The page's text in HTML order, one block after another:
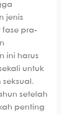
jenis
fase pra-
ini harus
untuk
setelah
penting